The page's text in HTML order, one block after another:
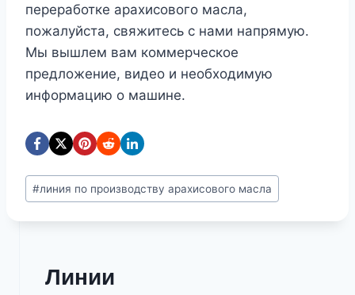
переработке арахисового масла,
пожалуйста, свяжитесь с нами напрямую.
Мы вышлем вам коммерческое
предложение, видео и необходимую
информацию о машине.
Метки
записи:
#линия по производству арахисового масла
Линии